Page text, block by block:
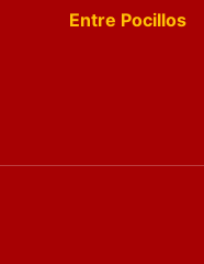
Entre Pocillos